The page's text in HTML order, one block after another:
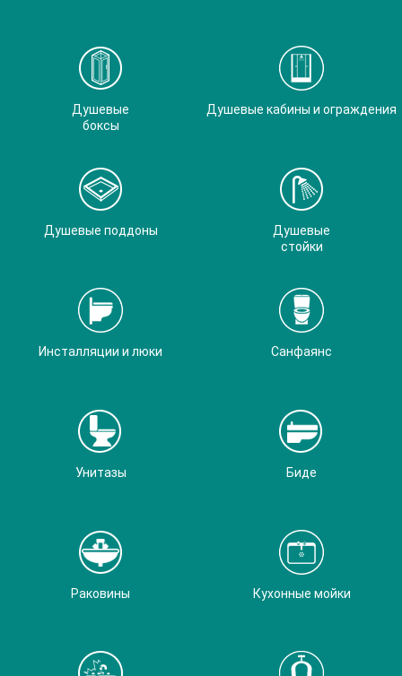
Душевые
боксы
Душевые кабины и ограждения
Душевые поддоны
Душевые
стойки
Инсталляции и люки Санфаянс
Унитазы Биде
Раковины Кухонные мойки